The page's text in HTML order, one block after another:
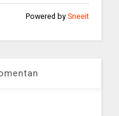
Powered bySneeit